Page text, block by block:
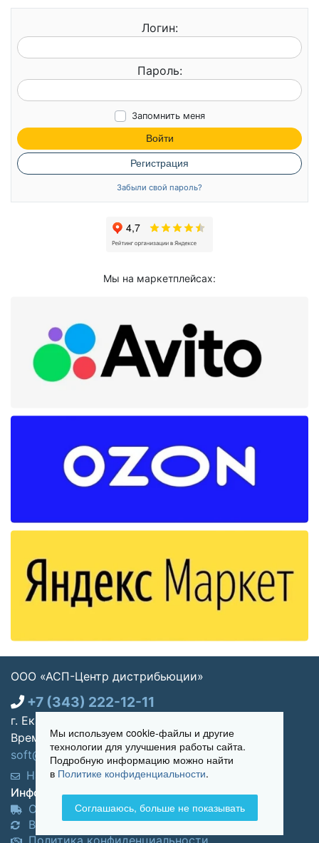
Логин:
Пароль:
Запомнить меня
Войти
Регистрация
Забыли свой пароль?
Мы на маркетплейсах:
ООО «АСП-Центр дистрибьюции»
+7 (343) 222-12-11
г. Екатеринбург, ул. Щорса 7, офис 270
Время работы: Пн-пт 09:00 - 18:00
soft@asp-partners.ru
Написать нам
Обратный звонок
Информация для покупателей:
Оплата и доставка
Возврат и обмен товара
Мы используем cookie-файлы и другие
технологии для улучшения работы сайта.
Подробную информацию можно найти
в Политике конфиденциальности.
Соглашаюсь, больше не показывать